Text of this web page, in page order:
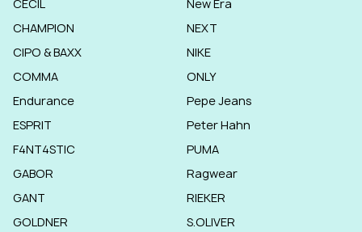
CECIL
CHAMPION
CIPO & BAXX
COMMA
Endurance
ESPRIT
F4NT4STIC
GABOR
GANT
GOLDNER
New Era
NEXT
NIKE
ONLY
Pepe Jeans
Peter Hahn
PUMA
Ragwear
RIEKER
S.OLIVER